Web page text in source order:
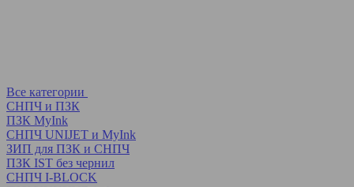
Все категории
СНПЧ и ПЗК
ПЗК MyInk
СНПЧ UNIJET и MyInk
ЗИП для ПЗК и СНПЧ
ПЗК IST без чернил
СНПЧ I-BLOCK